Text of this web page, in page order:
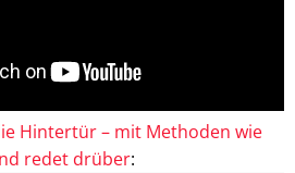
Hintertür – mit Methoden wie
redet drüber: